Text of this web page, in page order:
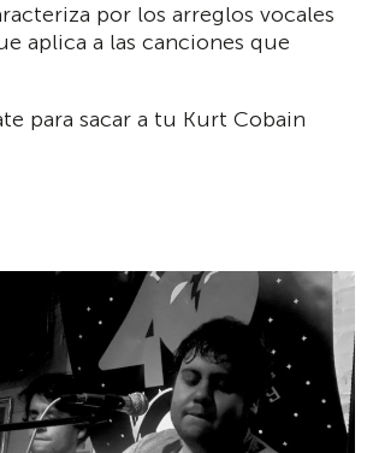
por los arreglos vocales
aplica a las canciones que
para sacar a tu Kurt Cobain